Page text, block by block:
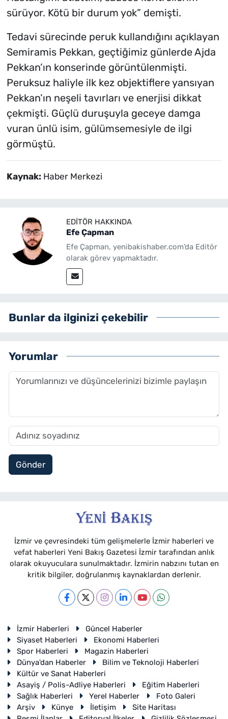
sürüyor. Kötü bir durum yok” demişti.
Tedavi sürecinde peruk kullandığını açıklayan
Semiramis Pekkan, geçtiğimiz günlerde Ajda
Pekkan’ın konserinde görüntülenmişti.
Peruksuz haliyle ilk kez objektiflere yansıyan
Pekkan’ın neşeli tavırları ve enerjisi dikkat
çekmişti. Güçlü duruşuyla geceye damga
vuran ünlü isim, gülümsemesiyle de ilgi
görmüştü.
Kaynak: Haber Merkezi
EDITÖR HAKKINDA
Efe Çapman
Efe Çapman, yenibakishaber.com'da Editör
olarak görev yapmaktadır.
Bunlar da ilginizi çekebilir
Yorumlar
Gönder
İzmir ve çevresindeki tüm gelişmelerle İzmir haberleri ve
vefat haberleri Yeni Bakış Gazetesi İzmir tarafından anlık
olarak okuyuculara sunulmaktadır. İzmirin nabzını tutan en
kritik bilgiler, doğrulanmış kaynaklardan derlenir.
İzmir Haberleri
Güncel Haberler
Siyaset Haberleri
Ekonomi Haberleri
Spor Haberleri
Magazin Haberleri
Dünya'dan Haberler
Bilim ve Teknoloji Haberleri
Kültür ve Sanat Haberleri
Asayiş / Polis-Adliye Haberleri
Eğitim Haberleri
Sağlık Haberleri
Yerel Haberler
Foto Galeri
Arşiv
Künye İletişim
Site Haritası